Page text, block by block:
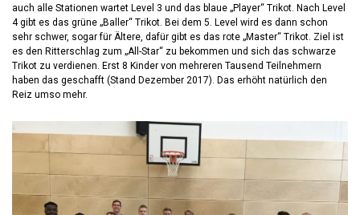
auch alle Stationen wartet Level 3 und das blaue „Player“ Trikot. Nach Level
4 gibt es das grüne „Baller“ Trikot. Bei dem 5. Level wird es dann schon
sehr schwer, sogar für Ältere, dafür gibt es das rote „Master“ Trikot. Ziel ist
es den Ritterschlag zum „All-Star“ zu bekommen und sich das schwarze
Trikot zu verdienen. Erst 8 Kinder von mehreren Tausend Teilnehmern
haben das geschafft (Stand Dezember 2017). Das erhöht natürlich den
Reiz umso mehr.